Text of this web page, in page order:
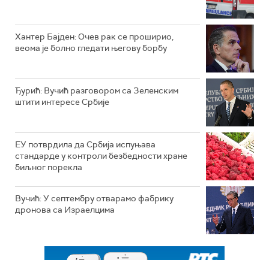
Хантер Бајден: Очев рак се проширио,
веома је болно гледати његову борбу
Ђурић: Вучић разговором са Зеленским
штити интересе Србије
ЕУ потврдила да Србија испуњава
стандарде у контроли безбедности хране
биљног порекла
Вучић: У септембру отварамо фабрику
дронова са Израелцима